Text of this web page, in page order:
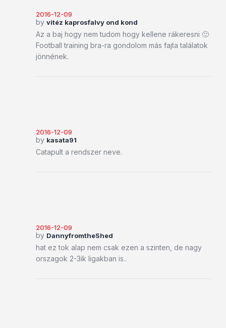
2016-12-09
by vitéz kaprosfalvy ond kond
Az a baj hogy nem tudom hogy kellene rákeresni 🙂
Football training bra-ra gondolom más fajta találatok
jönnének.
2016-12-09
by kasata91
Catapult a rendszer neve.
2016-12-09
by DannyfromtheShed
hat ez tok alap nem csak ezen a szinten, de nagy
orszagok 2-3ik ligakban is..